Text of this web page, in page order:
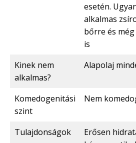
esetén.
alkalmas
bőrre és
is
Kinek nem
alkalmas?
Alapolaj
Komedogenitási
szint
Nem
Tulajdonságok
Erősen